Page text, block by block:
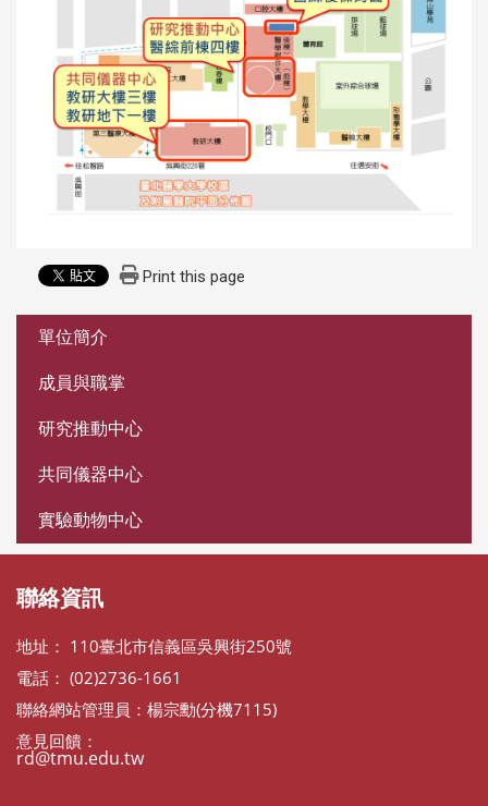
Print this page
單位簡介
成員與職掌
研究推動中心
共同儀器中心
實驗動物中心
聯絡資訊
地址： 110臺北市信義區吳興街250號
電話： (02)2736-1661
聯絡網站管理員：楊宗勳(分機7115)
意見回饋：
rd@tmu.edu.tw